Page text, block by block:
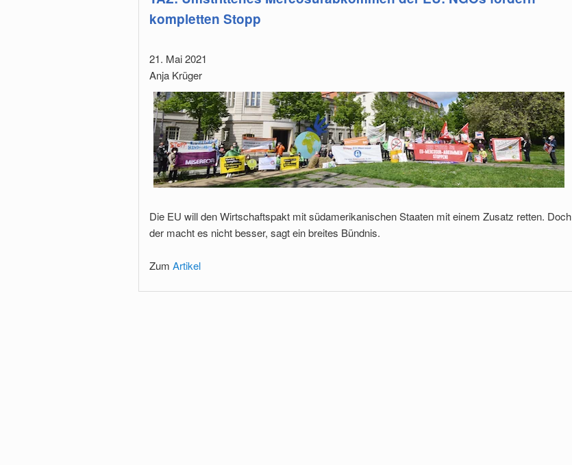
kompletten Stopp
21. Mai 2021
Anja Krüger
Die EU will den Wirtschaftspakt mit südamerikanischen Staaten mit einem Zusatz retten. Doch
der macht es nicht besser, sagt ein breites Bündnis.
Zum Artikel